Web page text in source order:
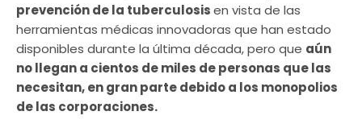
prevención de la tuberculosisen vista de las
herramientas médicas innovadoras que han estado
disponibles durante la última década, pero que aún
no llegan a cientos de miles de personas que las
necesitan, en gran parte debido a los monopolios
de las corporaciones.